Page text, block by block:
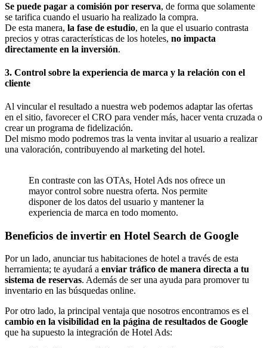
Se puede pagar a comisión por reserva, de forma que solamente
se tarifica cuando el usuario ha realizado la compra.
De esta manera, la fase de estudio, en la que el usuario contrasta
precios y otras características de los hoteles, no impacta
directamente en la inversión.
3. Control sobre la experiencia de marca y la relación con el
cliente
Al vincular el resultado a nuestra web podemos adaptar las ofertas
en el sitio, favorecer el CRO para vender más, hacer venta cruzada o
crear un programa de fidelización.
Del mismo modo podremos tras la venta invitar al usuario a realizar
una valoración, contribuyendo al marketing del hotel.
En contraste con las OTAs, Hotel Ads nos ofrece un
mayor control sobre nuestra oferta. Nos permite
disponer de los datos del usuario y mantener la
experiencia de marca en todo momento.
Beneficios de invertir en Hotel Search de Google
Por un lado, anunciar tus habitaciones de hotel a través de esta
herramienta; te ayudará a enviar tráfico de manera directa a tu
sistema de reservas. Además de ser una ayuda para promover tu
inventario en las búsquedas online.
Por otro lado, la principal ventaja que nosotros encontramos es el
cambio en la visibilidad en la página de resultados de Google
que ha supuesto la integración de Hotel Ads: